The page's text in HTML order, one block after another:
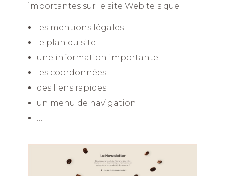
importantes sur le site Web tels que :
les mentions légales
le plan du site
une information importante
les coordonnées
des liens rapides
un menu de navigation